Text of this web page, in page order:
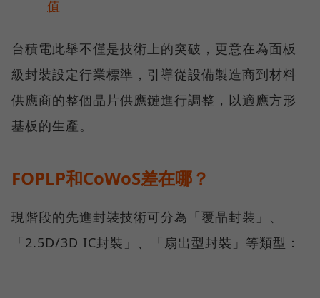
值
台積電此舉不僅是技術上的突破，更意在為面板
級封裝設定行業標準，引導從設備製造商到材料
供應商的整個晶片供應鏈進行調整，以適應方形
基板的生產。
FOPLP和CoWoS差在哪？
現階段的先進封裝技術可分為「覆晶封裝」、
「2.5D/3D IC封裝」、「扇出型封裝」等類型：